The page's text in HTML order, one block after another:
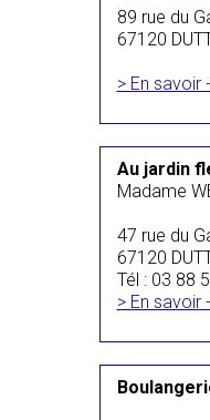
89 rue du
67120
> En savoir
Au jardin
Madame
47 rue du
67120
Tél : 03 88
> En savoir